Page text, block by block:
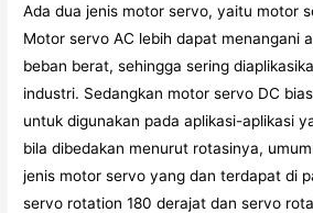
Ada dua jenis motor servo, yaitu motor
Motor servo AC lebih dapat menangani
beban berat, sehingga sering
industri. Sedangkan motor servo DC
untuk digunakan pada aplikasi-aplikasi
bila dibedakan menurut rotasinya,
jenis motor servo yang dan terdapat di
servo rotation 180 derajat dan servo